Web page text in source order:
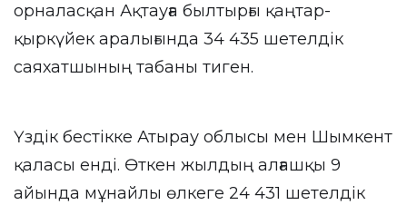
орналасқан Ақтауға былтырғы қаңтар-
қыркүйек аралығында 34 435 шетелдік
саяхатшының табаны тиген.
Үздік бестікке Атырау облысы мен Шымкент
қаласы енді. Өткен жылдың алғашқы 9
айында мұнайлы өлкеге 24 431 шетелдік